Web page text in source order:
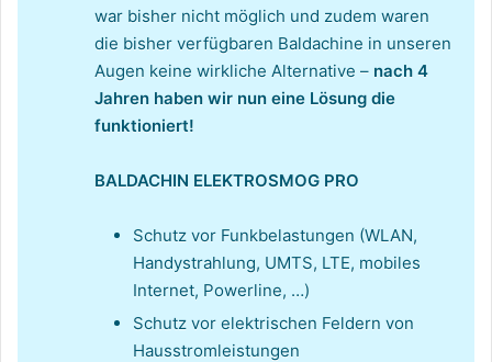
war bisher nicht möglich und zudem waren
die bisher verfügbaren Baldachine in unseren
Augen keine wirkliche Alternative – nach 4
Jahren haben wir nun eine Lösung die
funktioniert!
BALDACHIN ELEKTROSMOG PRO
Schutz vor Funkbelastungen (WLAN,
Handystrahlung, UMTS, LTE, mobiles
Internet, Powerline, …)
Schutz vor elektrischen Feldern von
Hausstromleistungen